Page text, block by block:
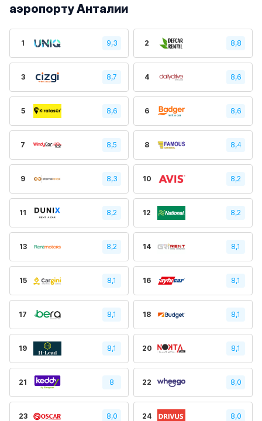
аэропорту Анталии
1 9,3 2 8,8
3 8,7 4 8,6
5 8,6 6 8,6
7 8,5 8 8,4
9 8,3 10 8,2
11 8,2 12 8,2
13 8,2 14 8,1
15 8,1 16 8,1
17 8,1 18 8,1
19 8,1 20 8,1
21 8 22 8,0
23 8,0 24 8,0